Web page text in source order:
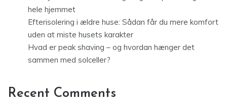
hele hjemmet
Efterisolering i ældre huse: Sådan får du mere komfort
uden at miste husets karakter
Hvad er peak shaving – og hvordan hænger det
sammen med solceller?
Recent Comments